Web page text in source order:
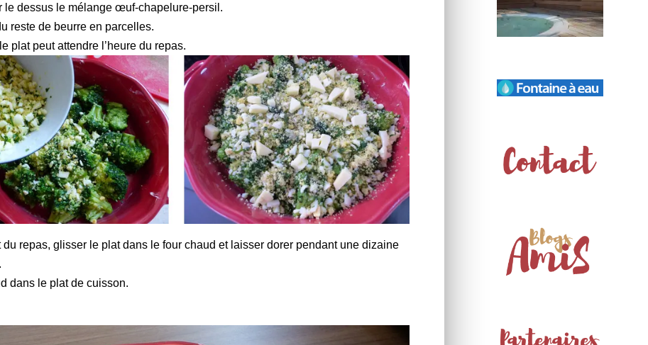
le dessus le mélange œuf-chapelure-persil.
reste de beurre en parcelles.
plat peut attendre l’heure du repas.
du repas, glisser le plat dans le four chaud et laisser dorer pendant une dizaine
dans le plat de cuisson.